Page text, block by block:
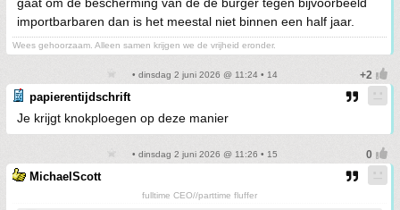
importbarbaren dan is het meestal niet binnen een half jaar.
Wees gehoorzaam. Alleen samen krijgen we de vrijheid eronder.
• dinsdag 2 juni 2026 @ 11:24 • 14
papierentijdschrift
Je krijgt knokploegen op deze manier
• dinsdag 2 juni 2026 @ 11:26 • 15
MichaelScott
fulltime CEO//parttime fluffer